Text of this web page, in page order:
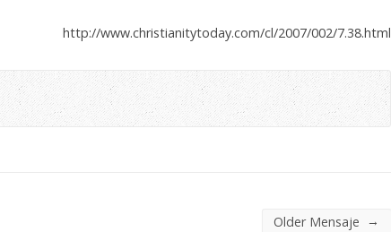
http://www.christianitytoday.com/cl/2007/002/7.38.html
Older Mensaje →